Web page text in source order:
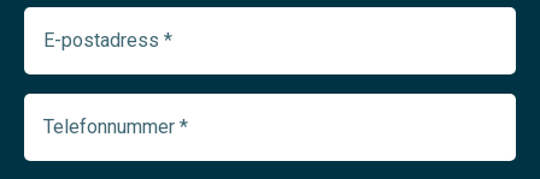
E-
postadress
(Required)
Telefonnummer
(Required)